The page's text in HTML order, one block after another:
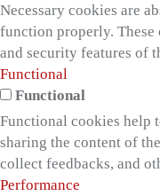
Necessary cookies are
function properly.
and security features of
Functional
Functional
Functional cookies help
sharing the content of
collect feedbacks, and
Performance